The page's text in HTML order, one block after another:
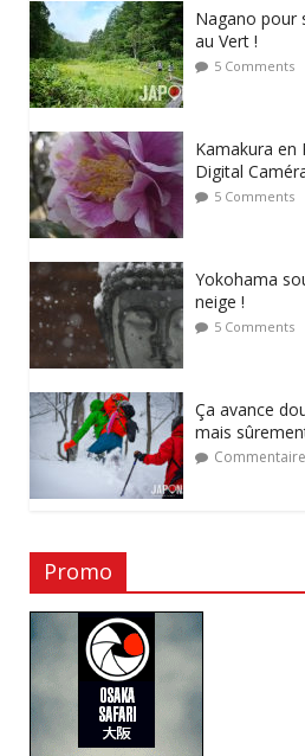
Nagano pour
au Vert !
5 Comments
Kamakura en
Digital
5 Comments
Yokohama
neige !
5 Comments
Ça avance
mais
Promo